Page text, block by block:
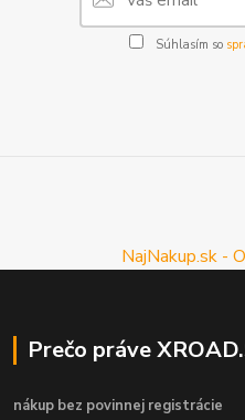
Súhlasím so
Prečo práve
nákup bez povinnej registrácie